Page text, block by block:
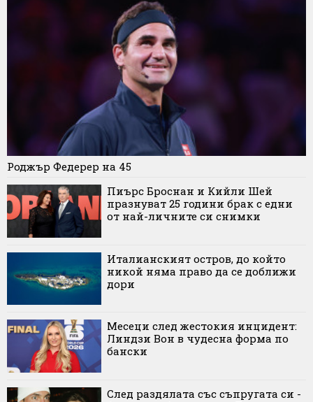
Роджър Федерер на 45
Пиърс Броснан и Кийли Шей
празнуват 25 години брак с едни
от най-личните си снимки
Италианският остров, до който
никой няма право да се доближи
дори
Месеци след жестокия инцидент:
Линдзи Вон в чудесна форма по
бански
След раздялата със съпругата си -